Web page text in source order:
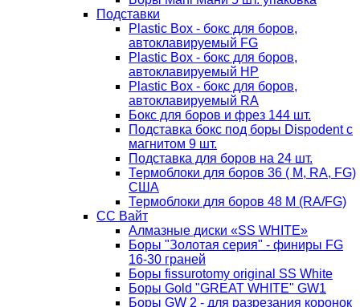
Подставки
Plastic Box - бокс для боров,
автоклавируемый FG
Plastic Box - бокс для боров,
автоклавируемый HP
Plastic Box - бокс для боров,
автоклавируемый RA
Бокс для боров и фрез 144 шт.
Подставка бокс под боры Dispodent с
магнитом 9 шт.
Подставка для боров на 24 шт.
Термоблоки для боров 36 ( М, RA, FG)
США
Термоблоки для боров 48 М (RA/FG)
СС Вайт
Алмазные диски «SS WHITE»
Боры "Золотая серия" - финиры FG
16-30 граней
Боры fissurotomy original SS White
Боры Gold "GREAT WHITE" GW1
Боры GW 2 - для разрезания коронок